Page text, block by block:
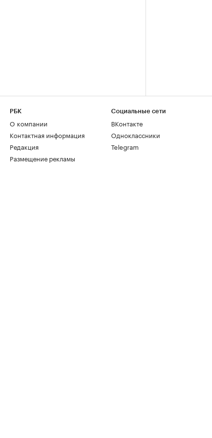
РБК
О компании
Контактная информация
Редакция
Размещение рекламы
Социальные сети
ВКонтакте
Одноклассники
Telegram